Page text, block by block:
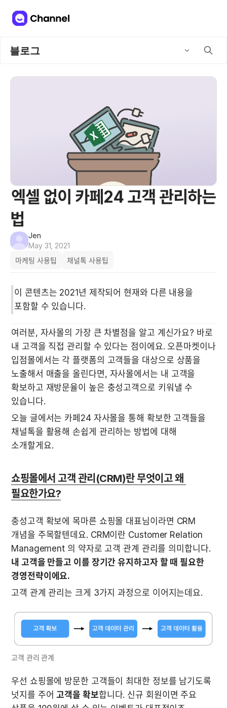
블로그
엑셀 없이 카페24 고객 관리하는
법
Jen
May 31, 2021
마케팅 사용팁
채널톡 사용팁
이 콘텐츠는 2021년 제작되어 현재와 다른 내용을
포함할 수 있습니다.
여러분, 자사몰의 가장 큰 차별점을 알고 계신가요? 바로
내 고객을 직접 관리할 수 있다는 점이에요. 오픈마켓이나
입점몰에서는 각 플랫폼의 고객들을 대상으로 상품을
노출해서 매출을 올린다면, 자사몰에서는 내 고객을
확보하고 재방문율이 높은 충성고객으로 키워낼 수
있습니다.
오늘 글에서는 카페24 자사몰을 통해 확보한 고객들을
채널톡을 활용해 손쉽게 관리하는 방법에 대해
소개할게요.
쇼핑몰에서 고객 관리(CRM)란 무엇이고 왜
필요한가요?
충성고객 확보에 목마른 쇼핑몰 대표님이라면 CRM
개념을 주목할텐데요. CRM이란 Customer Relation
내 고객을 만들고 이를 장기간 유지하고자 할 때 필요한
경영전략이에요.
고객 관계 관리는 크게 3가지 과정으로 이어지는데요.
고객 관리 관계
우선 쇼핑몰에 방문한 고객들이 최대한 정보를 남기도록
넛지를 주어 고객을 확보합니다. 신규 회원이면 주요